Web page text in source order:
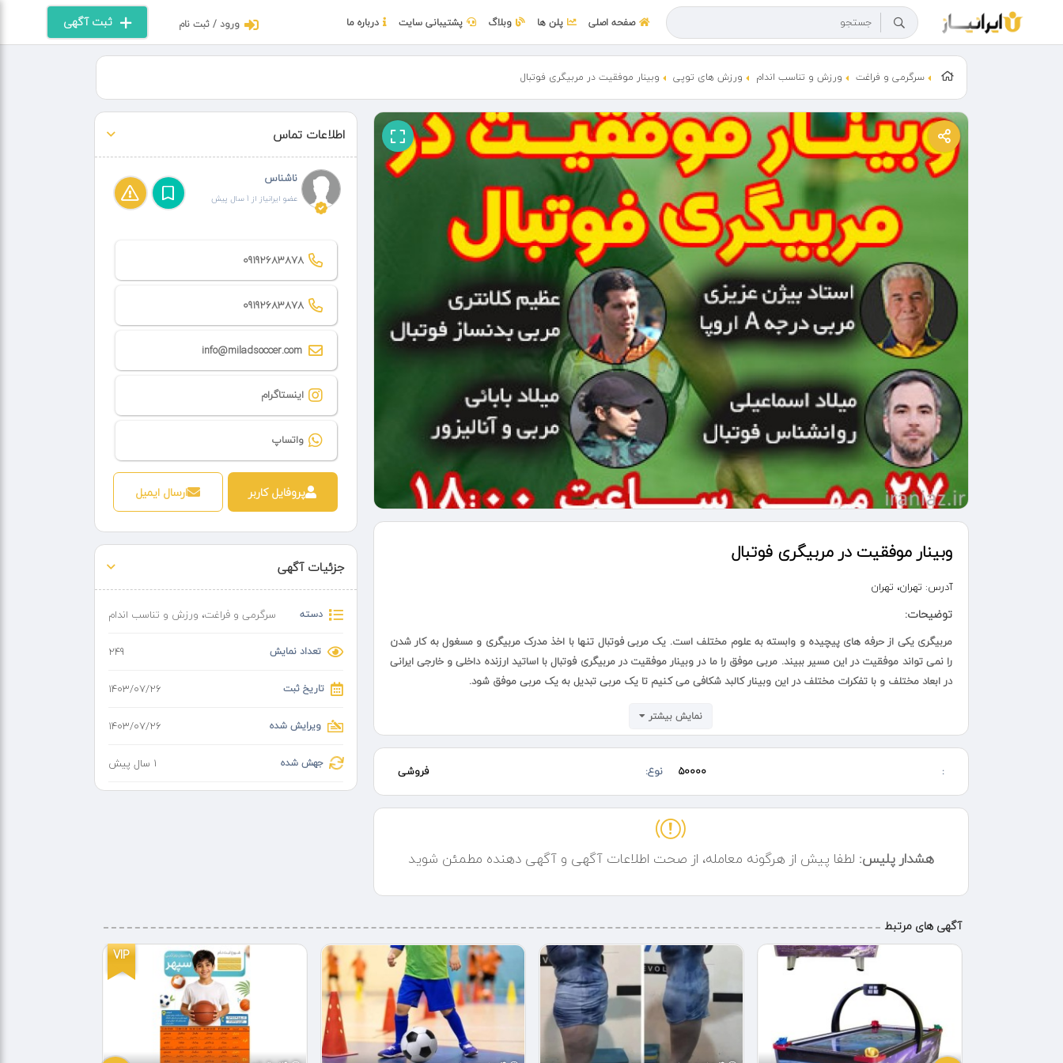
ثبت آگهی ورود / ثبت نام صفحه اصلی پلن ها وبلاگ پشتیبانی سایت درباره ما
سرگرمی و فراغت ورزش و تناسب اندام ورزش های توپی وبینار موفقیت در مربیگری فوتبال
وبینار موفقیت در مربیگری فوتبال
آدرس: تهران، تهران
توضیحات:
مربیگری یکی از حرفه های پیچیده و وابسته به علوم مختلف است. یک مربی فوتبال تنها با اخذ مدرک مربیگری و مسغول به کار شدن
را نمی تواند موفقیت در این مسیر ببیند. مربی موفق را ما در وبینار موفقیت در مربیگری فوتبال با اساتید ارزنده داخلی و خارجی ایرانی
در ابعاد مختلف و با تفکرات مختلف در این وبینار کالبد شکافی می کنیم تا یک مربی تبدیل به یک مربی موفق شود.
برای ثبت نام در وبینار کافیست ابتدا در سایت ثبت نام کنید و دکمه خرید را بزنید
میزبان : وب سایت میلادساکر
میلاد اسماعیلی
میلاد بابائی
اساتید را بیشتر بشناسید:
استاد بیژن عزیزی:
مربی و فعال در کشور کانادا
مدرس دوره های مربیگری
نماینده باشگاه لیورپول در کانادا
نمایش بیشتر
:
50000 نوع: فروشی
هشدار پلیس: لطفا پیش از هرگونه معامله، از صحت اطلاعات آگهی و آگهی دهنده مطمئن شوید
اطلاعات تماس
ناشناس
عضو ایرانیاز از 1 سال پیش
09192683878
09192683878
info@miladsoccer.com
اینستاگرام
واتساپ
پروفایل کاربر ارسال ایمیل
جزئیات آگهی
دسته سرگرمی و فراغت، ورزش و تناسب اندام
تعداد نمایش 249
تاریخ ثبت ۱۴۰۳/۰۷/۲۶
ویرایش شده ۱۴۰۳/۰۷/۲۶
جهش شده 1 سال پیش
آگهی های مرتبط
VIP